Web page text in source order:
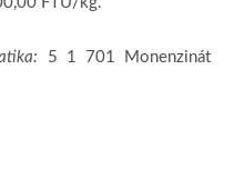
5 1 701 Monenzinát